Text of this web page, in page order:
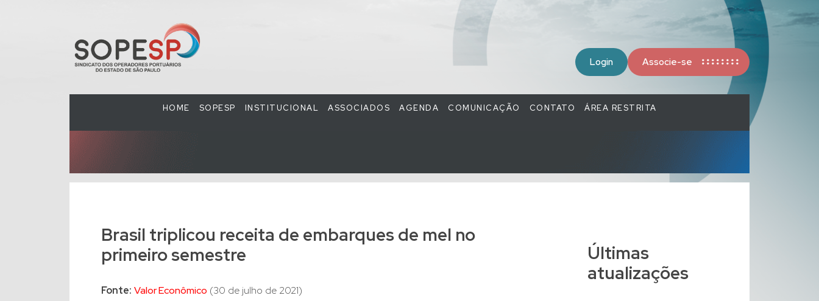
Login Associe-se
HOME SOPESP INSTITUCIONAL ASSOCIADOS AGENDA COMUNICAÇÃO CONTATO ÁREA RESTRITA
Brasil triplicou receita de embarques de mel no
primeiro semestre
Fonte: Valor Econômico (30 de julho de 2021)
Últimas
atualizações